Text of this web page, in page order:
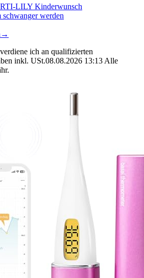
LILY Kinderwunsch
werden
→
ich an qualifizierten
inkl. USt.08.08.2026 13:13 Alle